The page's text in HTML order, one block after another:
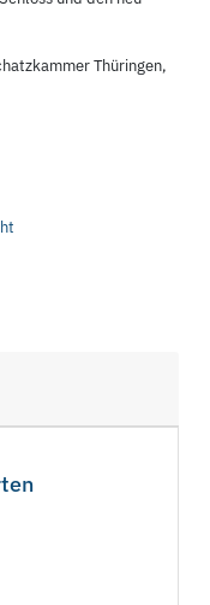
Thüringen,